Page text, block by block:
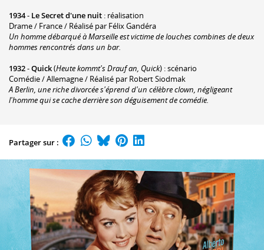
1934- Le Secret d'une nuit : réalisation
Drame / France / Réalisé par Félix Gandéra
Un homme débarqué à Marseille est victime de louches combines de deux
hommes rencontrés dans un bar.
1932-Quick(Heute kommt's Drauf an, Quick) : scénario
Comédie / Allemagne / Réalisé par Robert Siodmak
A Berlin, une riche divorcée s'éprend d'un célèbre clown, négligeant
l'homme qui se cache derrière son déguisement de comédie.
Partager sur :